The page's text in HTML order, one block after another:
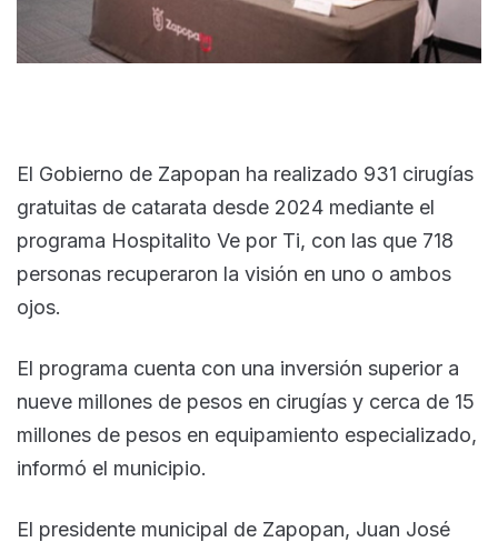
El Gobierno de Zapopan ha realizado 931 cirugías
gratuitas de catarata desde 2024 mediante el
programa Hospitalito Ve por Ti, con las que 718
personas recuperaron la visión en uno o ambos
ojos.
El programa cuenta con una inversión superior a
nueve millones de pesos en cirugías y cerca de 15
millones de pesos en equipamiento especializado,
informó el municipio.
El presidente municipal de Zapopan, Juan José